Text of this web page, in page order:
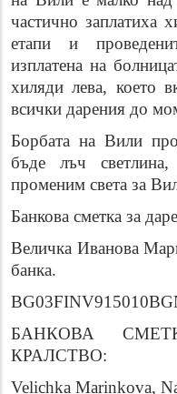
частично заплатиха
етапи и
изплатена на
хиляди лева, което
всички дарения до
Борбата на Вили
бъде лъч
променим света за
Банкова сметка за
Величка Иванова
банка.
БАНКОВА
КРАЛСТВО:
Velichka Marinkova,